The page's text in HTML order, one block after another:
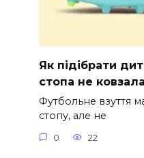
Як підібрати
стопа не
Футбольне взуття
стопу, але не
0 22